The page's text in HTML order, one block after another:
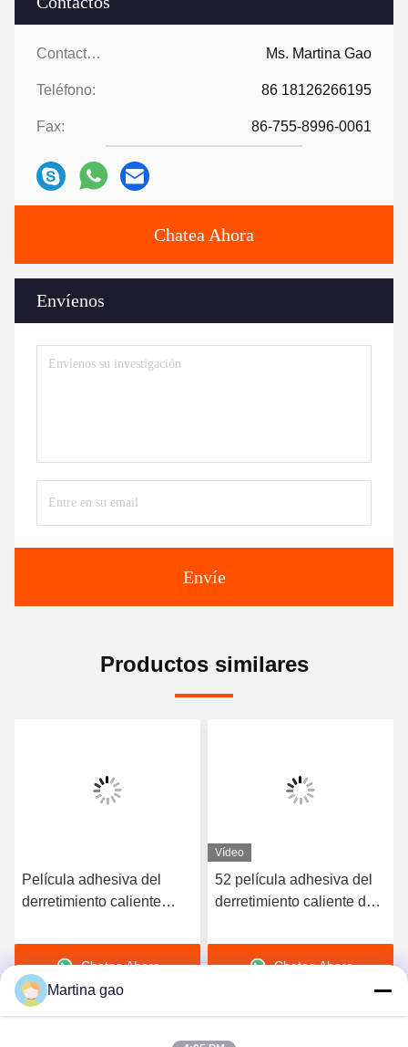
Contactos: Ms. Martina Gao
Teléfono: 86 18126266195
Fax: 86-755-8996-0061
Chatea Ahora
Envíenos
Envíe
Productos similares
Película adhesiva del
derretimiento caliente
del poliuretano 3412
Chatea Ahora
Vídeo
52 película adhesiva del
derretimiento caliente de
A para la ropa interior
inconsútilChatea Ahora
Martina gao